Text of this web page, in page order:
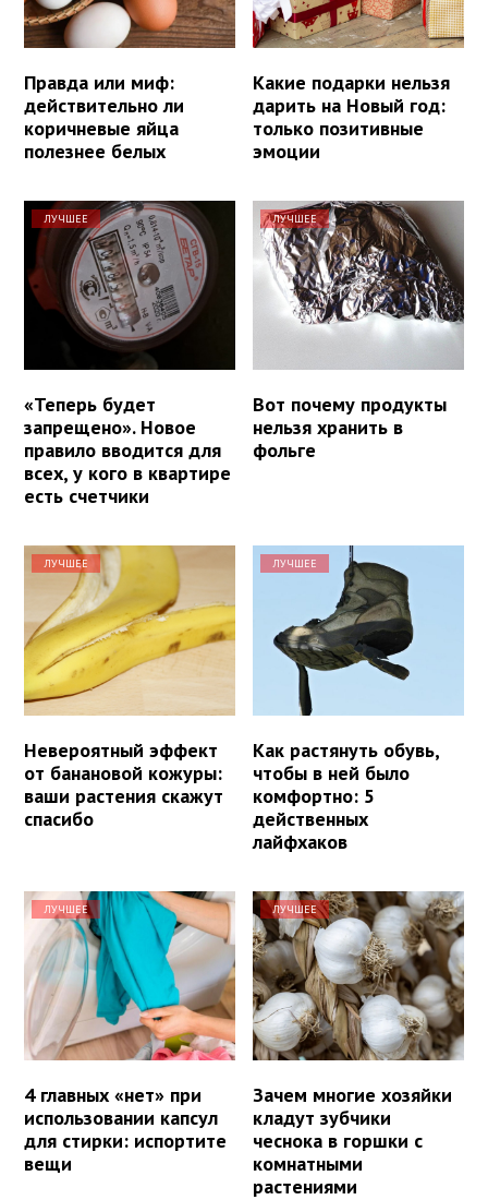
Правда или миф:
действительно ли
коричневые яйца
полезнее белых
Какие подарки нельзя
дарить на Новый год:
только позитивные
эмоции
ЛУЧШЕЕ
«Теперь будет
запрещено». Новое
правило вводится для
всех, у кого в квартире
есть счетчики
ЛУЧШЕЕ
Вот почему продукты
нельзя хранить в
фольге
ЛУЧШЕЕ
Невероятный эффект
от банановой кожуры:
ваши растения скажут
спасибо
ЛУЧШЕЕ
Как растянуть обувь,
чтобы в ней было
комфортно: 5
действенных
лайфхаков
ЛУЧШЕЕ
4 главных «нет» при
использовании капсул
для стирки: испортите
вещи
ЛУЧШЕЕ
Зачем многие хозяйки
кладут зубчики
чеснока в горшки с
комнатными
растениями